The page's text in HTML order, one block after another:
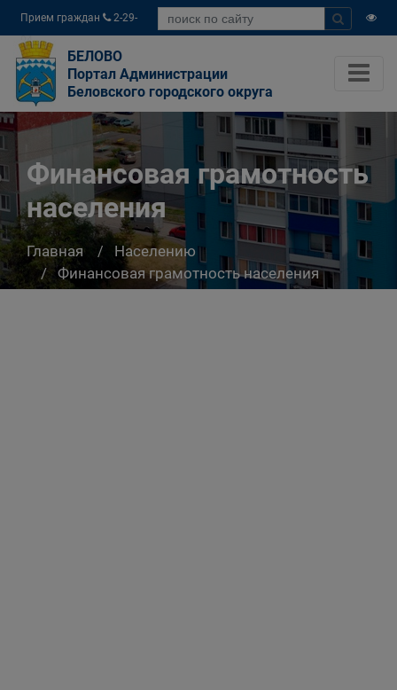
Прием граждан
2-29-
04
БЕЛОВО
Портал Администрации
Беловского городского округа
Финансовая грамотность
населения
Главная
Населению
Финансовая грамотность населения